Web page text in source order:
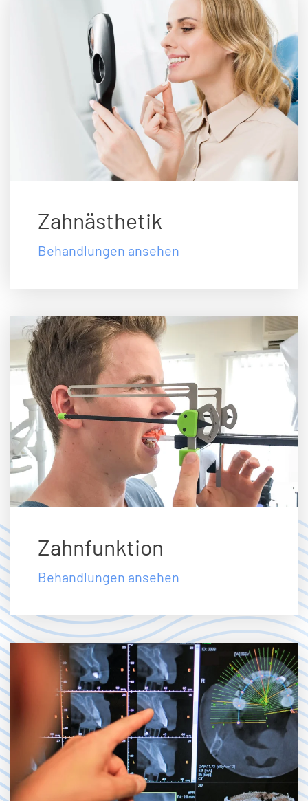
Zahnästhetik
Behandlungen ansehen
Zahnfunktion
Behandlungen ansehen